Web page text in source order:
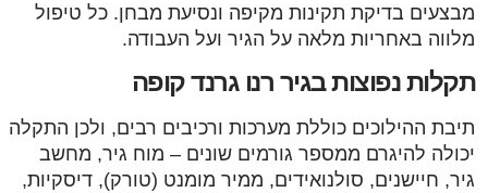
מבצעים בדיקת תקינות מקיפה ונסיעת מבחן. כל טיפול
מלווה באחריות מלאה על הגיר ועל העבודה.
תקלות נפוצות בגיר רנו גרנד קופה
תיבת ההילוכים כוללת מערכות ורכיבים רבים, ולכן התקלה
יכולה להיגרם ממספר גורמים שונים – מוח גיר, מחשב
גיר, חיישנים, סולנואידים, ממיר מומנט (טורק), דיסקיות,